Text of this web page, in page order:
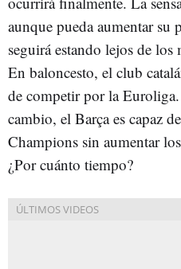
aunque pueda aumentar su
seguirá estando lejos de
En baloncesto, el club
de competir por la
cambio, el Barça es capaz
Champions sin aumentar
¿Por cuánto tiempo?